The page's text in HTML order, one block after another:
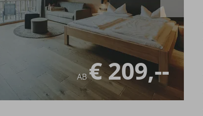
AB€ 209,--